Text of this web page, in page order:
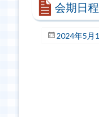
会期日
2024年5月